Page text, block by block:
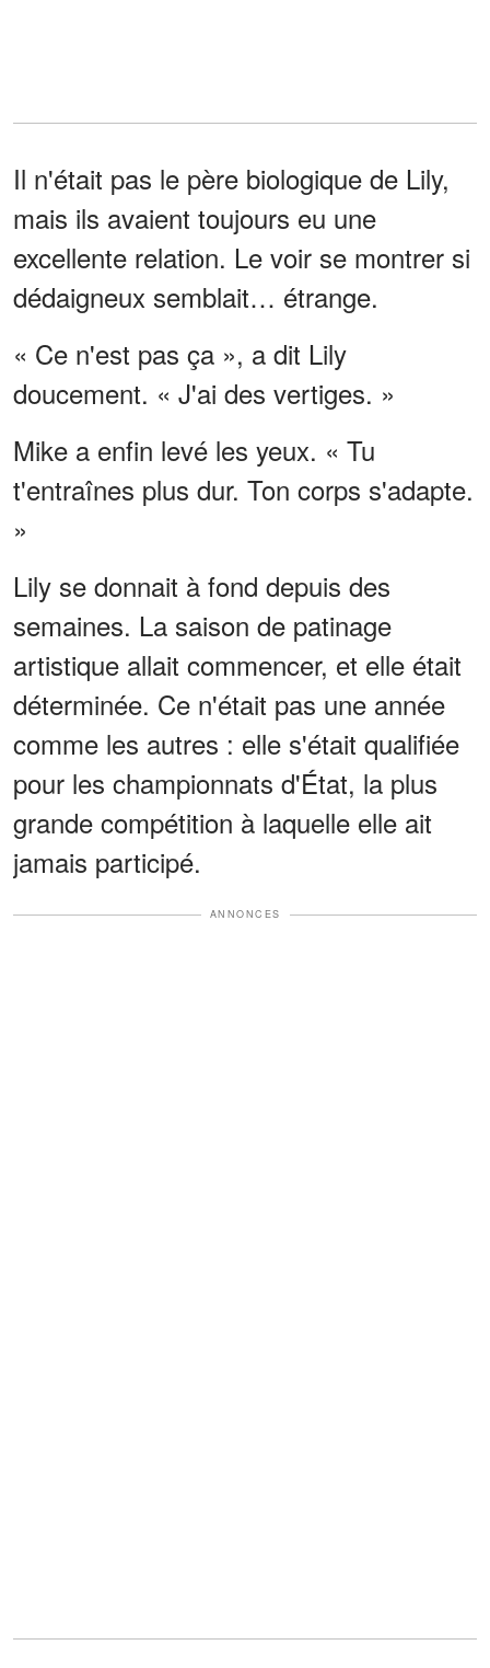
Il n'était pas le père biologique de Lily,
mais ils avaient toujours eu une
excellente relation. Le voir se montrer si
dédaigneux semblait… étrange.
« Ce n'est pas ça », a dit Lily
doucement. « J'ai des vertiges. »
Mike a enfin levé les yeux. « Tu
t'entraînes plus dur. Ton corps s'adapte.
»
Lily se donnait à fond depuis des
semaines. La saison de patinage
artistique allait commencer, et elle était
déterminée. Ce n'était pas une année
comme les autres : elle s'était qualifiée
pour les championnats d'État, la plus
grande compétition à laquelle elle ait
jamais participé.
ANNONCES